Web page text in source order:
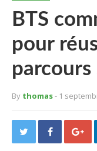
BTS
pour
parcours
By thomas- 1